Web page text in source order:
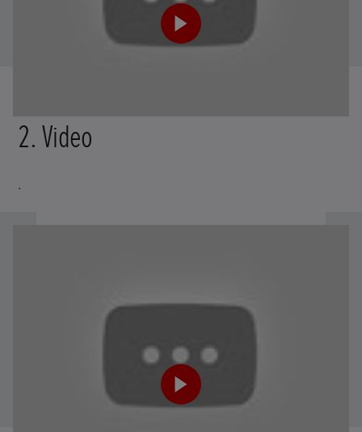
2. Video
.